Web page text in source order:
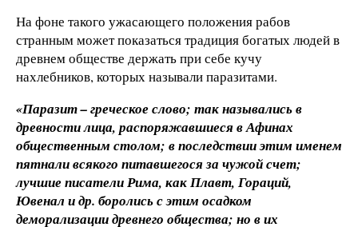
На фоне такого ужасающего положения рабов
странным может показаться традиция богатых людей в
древнем обществе держать при себе кучу
нахлебников, которых называли паразитами.
«Паразит – греческое слово; так назывались в
древности лица, распоряжавшиеся в Афинах
общественным столом; в последствии этим именем
пятнали всякого питавшегося за чужой счет;
лучшие писатели Рима, как Плавт, Гораций,
Ювенал и др. боролись с этим осадком
деморализации древнего общества; но в их